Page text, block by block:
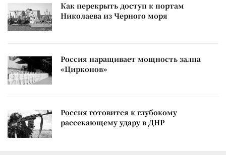
Как перекрыть доступ к портам
Николаева из Черного моря
Россия наращивает мощность залпа
«Цирконов»
Россия готовится к глубокому
рассекающему удару в ДНР